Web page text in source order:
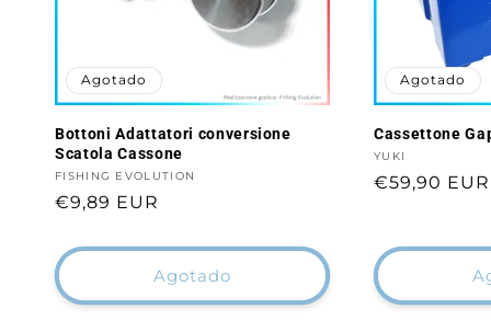
Agotado
Bottoni Adattatori conversione
Scatola Cassone
Proveedor:
FISHING EVOLUTION
Precio
€9,89 EUR
Agotado
Agotado
Cassettone
Proveedor:
YUKI
Precio
€59,90 EUR